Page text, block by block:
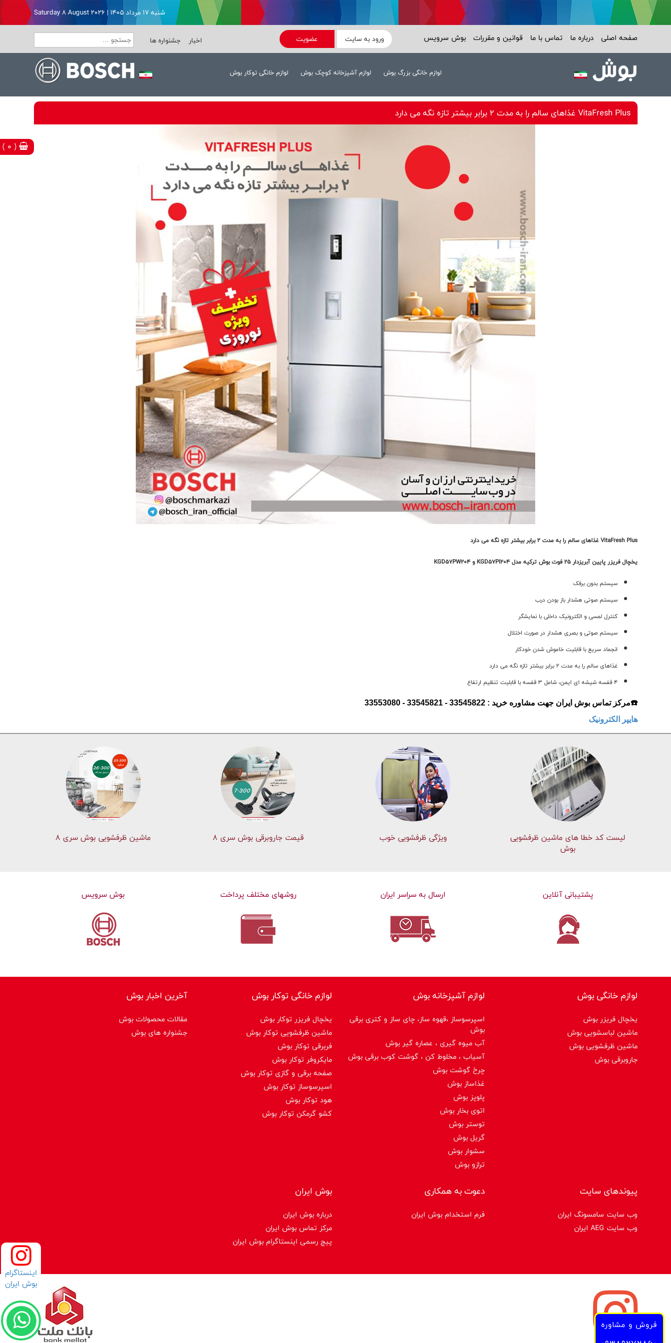
فروش و مشاوره
( 0 )
اینستاگرام
بوش ایران
شنبه ۱۷ مرداد ۱۴۰۵ | Saturday 8 August 2026
صفحه اصلی درباره ما تماس با ما قوانین و مقررات بوش سرویس ورود به سایت عضویت اخبار جشنواره ها
لوازم خانگی بزرگ بوش لوازم آشپزخانه کوچک بوش لوازم خانگی توکار بوش
VitaFresh Plus غذاهای سالم را به مدت 2 برابر بیشتر تازه نگه می دارد
VitaFresh Plus غذاهای سالم را به مدت 2 برابر بیشتر تازه نگه می دارد
یخچال فریزر پایین آبریزدار 25 فوت بوش ترکیه مدل KGD57PI204 و KGD57PW204
سیستم بدون برفک
سیستم صوتی هشدار باز بودن درب
کنترل لمسی و الکترونیک داخلی با نمایشگر
سیستم صوتی و بصری هشدار در صورت اختلال
انجماد سریع با قابلیت خاموش شدن خودکار
غذاهای سالم را به مدت 2 برابر بیشتر تازه نگه می دارد
4 قفسه شیشه ای ایمن، شامل 3 قفسه با قابلیت تنظیم ارتفاع
☎️مرکز تماس بوش ایران جهت مشاوره خرید : 33545822 - 33545821 - 33553080
هایپر الکترونیک
لیست کد خطا های ماشين ظرفشویی
بوش
ویژگی ظرفشویی خوب قیمت جاروبرقی بوش سری ۸ ماشین ظرفشویی بوش سری 8
پشتیبانی آنلاین ارسال به سراسر ایران روشهای مختلف پرداخت بوش سرویس
لوازم خانگی بوش
یخچال فریزر بوش
ماشین لباسشویی بوش
ماشین ظرفشویی بوش
جاروبرقی بوش
لوازم آشپزخانه بوش
اسپرسوساز ،قهوه ساز، چای ساز و کتری برقی
بوش
آب میوه گیری ، عصاره گیر بوش
آسیاب ، مخلوط کن ، گوشت کوب برقی بوش
چرخ گوشت بوش
غذاساز بوش
پلوپز بوش
اتوی بخار بوش
توستر بوش
گریل بوش
سشوار بوش
ترازو بوش
لوازم خانگی توکار بوش
یخچال فریزر توکار بوش
ماشین ظرفشویی توکار بوش
فربرقی توکار بوش
مایکروفر توکار بوش
صفحه برقی و گازی توکار بوش
اسپرسوساز توكار بوش
هود توکار بوش
کشو گرمکن توکار بوش
آخرین اخبار بوش
مقالات محصولات بوش
جشنواره های بوش
پیوندهای سایت
وب سایت سامسونگ ایران
وب سایت AEG ایران
دعوت به همکاری
فرم استخدام بوش ایران
بوش ایران
درباره بوش ایران
مرکز تماس بوش ایران
پیج رسمی اینستاگرام بوش ایران